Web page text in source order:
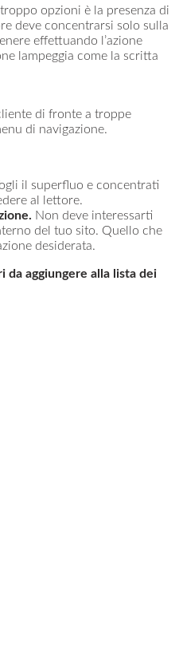
opzioni è la presenza di
deve concentrarsi solo sulla
effettuando l’azione
lampeggia come la scritta
di fronte a troppe
di navigazione.
il superfluo e concentrati
al lettore.
Non deve interessarti
del tuo sito. Quello che
desiderata.
aggiungere alla lista dei